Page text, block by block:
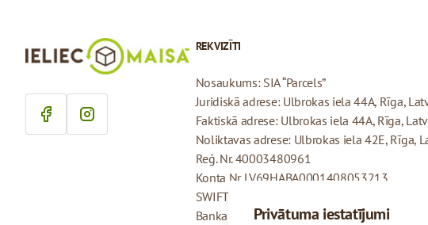
Privātuma iestatījumi
REKVIZĪTI
Nosaukums: SIA “Parcels”
Juridiskā adrese: Ulbrokas iela 44A, Rīga,
Faktiskā adrese: Ulbrokas iela 44A, Rīga,
Noliktavas adrese: Ulbrokas iela 42E, Rīga,
Reģ. Nr. 40003480961
Konta Nr. LV69HABA0001408053213
SWIFT: HABALV22
Banka: AS Swedbank